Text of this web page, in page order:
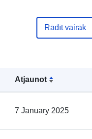
Atjaunot
7 January 2025
atrašanās
Rādīt vairāk